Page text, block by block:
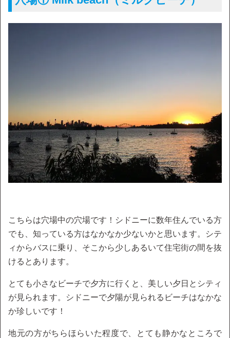
こちらは穴場中の穴場です！シドニーに数年住んでいる方
でも、知っている方はなかなか少ないかと思います。シテ
ィからバスに乗り、そこから少しあるいて住宅街の間を抜
けるとあります。
とても小さなビーチで夕方に行くと、美しい夕日とシティ
が見られます。シドニーで夕陽が見られるビーチはなかな
か珍しいです！
地元の方がちらほらいた程度で、とても静かなところで